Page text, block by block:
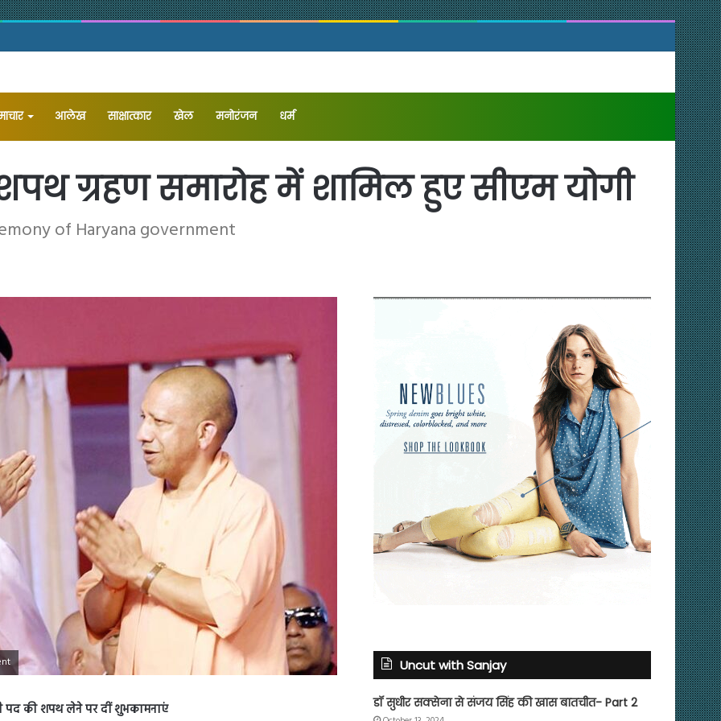
आलेख ⁠साक्षात्कार खेल मनोरंजन धर्म
ग्रहण समारोह में शामिल हुए सीएम योगी
of Haryana government
पद की शपथ लेने पर दीं शुभकामनाएं
Uncut with Sanjay
डॉ सुधीर सक्सेना से संजय सिंह की खास बातचीत- Part 2